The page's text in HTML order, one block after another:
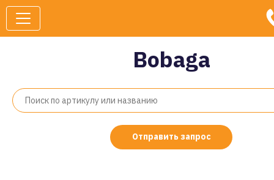
Bobaga
Отправить запрос